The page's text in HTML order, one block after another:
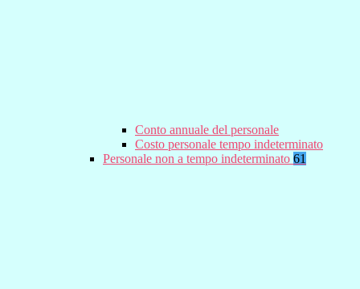
Conto annuale del personale
Costo personale tempo indeterminato
Personale non a tempo indeterminato 61